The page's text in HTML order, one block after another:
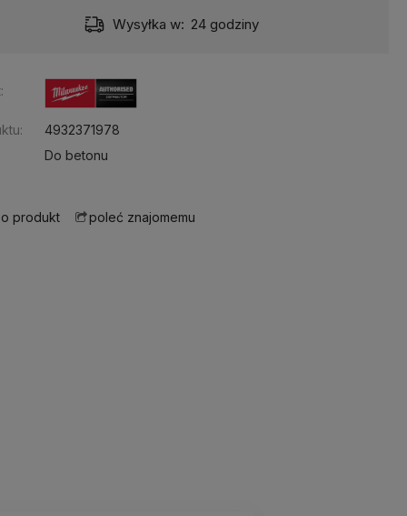
Wysyłka w: 24 godziny
4932371978
Do betonu
produkt poleć znajomemu